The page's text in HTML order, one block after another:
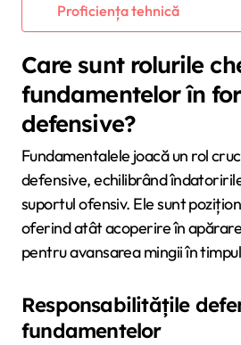
Proficiența tehnică
Care sunt rolurile
fundamentelor în
defensive?
Fundamentalele joacă un rol
defensive, echilibrând
suportul ofensiv. Ele sunt
oferind atât acoperire în
pentru avansarea mingii în
Responsabilitățile
fundamentelor